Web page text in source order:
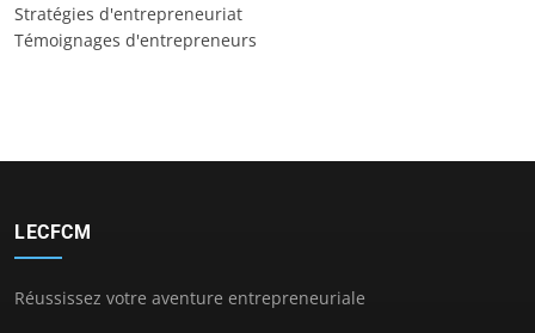
Stratégies d'entrepreneuriat
Témoignages d'entrepreneurs
LECFCM
Réussissez votre aventure entrepreneuriale